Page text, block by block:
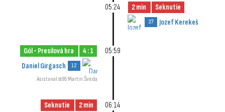
05:24 2 min Seknutie
37 Jozef Kerekeš
05:59
Gól - Presilová hra 4 : 1
12
Daniel Girgasch
Asistoval #08 Martin Šveda
06:14
Seknutie 2 min